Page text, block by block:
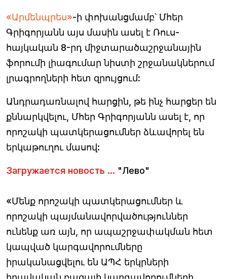
«Արմենպրես»-ի փոխանցմամբ՝ Մհեր
Գրիգորյանն այս մասին ասել է Ռուս-
հայկական 8-րդ միջտարածաշրջանային
ֆորումի լիագումար նիստի շրջանակներում
լրագրողների հետ զրույցում:
Անդրադառնալով հարցին, թե ինչ հարցեր են
քննարկվելու, Մհեր Գրիգորյանն ասել է, որ
որոշակի պատկերացումներ ձևավորել են
երկաթուղու մասով:
Загружается новость ... "Лево"
«Մենք որոշակի պատկերացումներ և
որոշակի պայմանավորվածություններ
ունենք առ այն, որ ապաշրջափակման հետ
կապված կարգավորումները
իրականացվելու են ԱՊՀ երկրների